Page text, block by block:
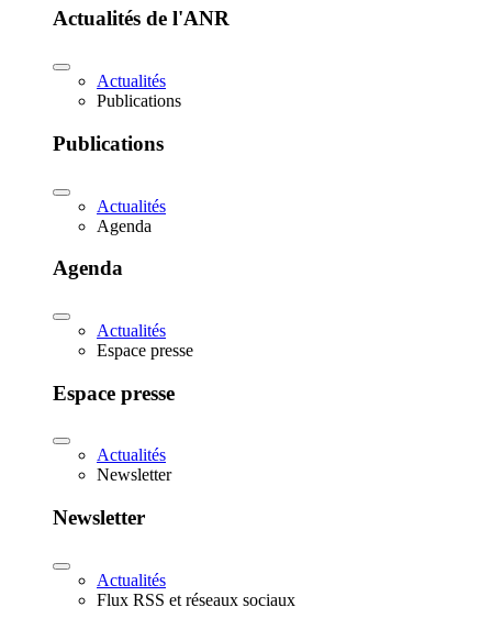
Actualités de l'ANR
Actualités
Publications
Publications
Actualités
Agenda
Agenda
Actualités
Espace presse
Espace presse
Actualités
Newsletter
Newsletter
Actualités
Flux RSS et réseaux sociaux